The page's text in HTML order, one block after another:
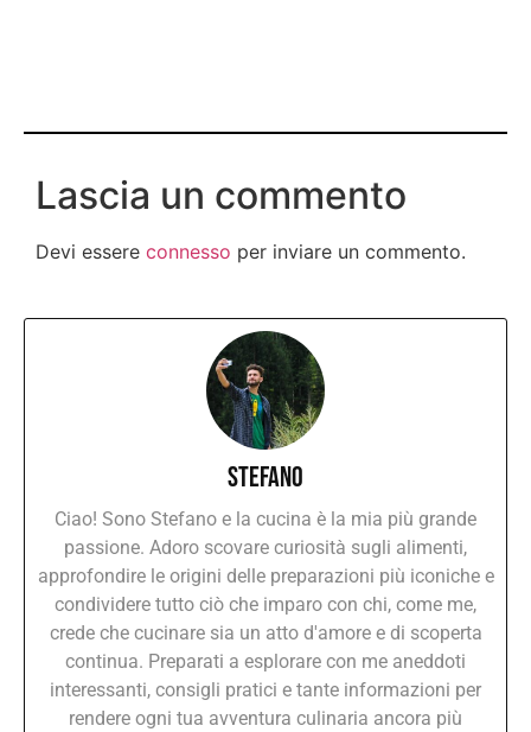
Lascia un commento
Devi essere connesso per inviare un commento.
Stefano
Ciao! Sono Stefano e la cucina è la mia più grande
passione. Adoro scovare curiosità sugli alimenti,
approfondire le origini delle preparazioni più iconiche e
condividere tutto ciò che imparo con chi, come me,
crede che cucinare sia un atto d'amore e di scoperta
continua. Preparati a esplorare con me aneddoti
interessanti, consigli pratici e tante informazioni per
rendere ogni tua avventura culinaria ancora più